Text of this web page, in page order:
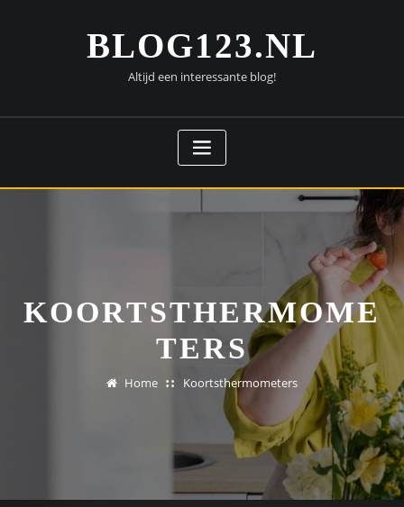
BLOG123.NL
Altijd een interessante blog!
KOORTSTHERMOME
TERS
Home Koortsthermometers